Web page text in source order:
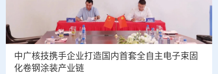
中广核技携手企业打造国内首套全自主电子束固
化卷钢涂装产业链